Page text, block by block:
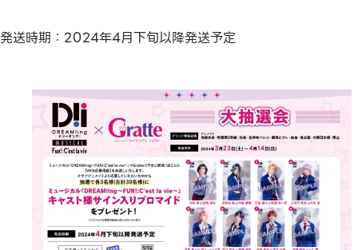
発送時期：2024年4月下旬以降発送予定